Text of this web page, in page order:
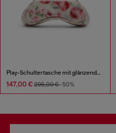
Play-Schultertasche mit glänzendem Print
147,00 € 295,00 €-50%